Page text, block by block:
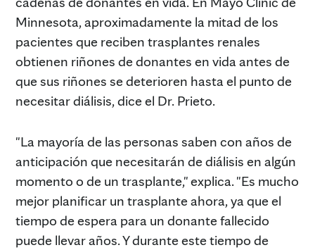
Minnesota, aproximadamente la mitad de los
pacientes que reciben trasplantes renales
obtienen riñones de donantes en vida antes de
que sus riñones se deterioren hasta el punto de
necesitar diálisis, dice el Dr. Prieto.
"La mayoría de las personas saben con años de
anticipación que necesitarán de diálisis en algún
momento o de un trasplante," explica. "Es mucho
mejor planificar un trasplante ahora, ya que el
tiempo de espera para un donante fallecido
puede llevar años. Y durante este tiempo de